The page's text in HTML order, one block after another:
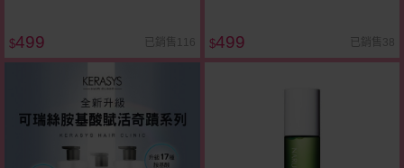
$499 已銷售116 $499 已銷售38